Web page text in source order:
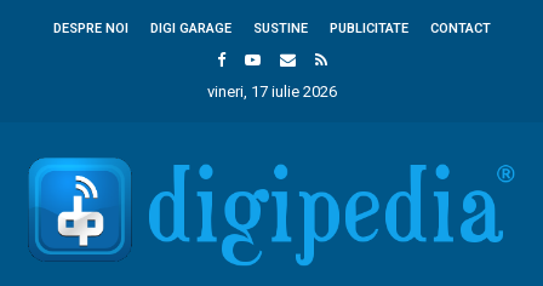
DESPRE NOI DIGI GARAGE SUSTINE PUBLICITATE CONTACT
vineri, 17 iulie 2026